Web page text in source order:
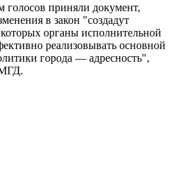
голосов приняли документ,
в закон "создадут
органы исполнительной
реализовывать основной
города — адресность",
МГД.